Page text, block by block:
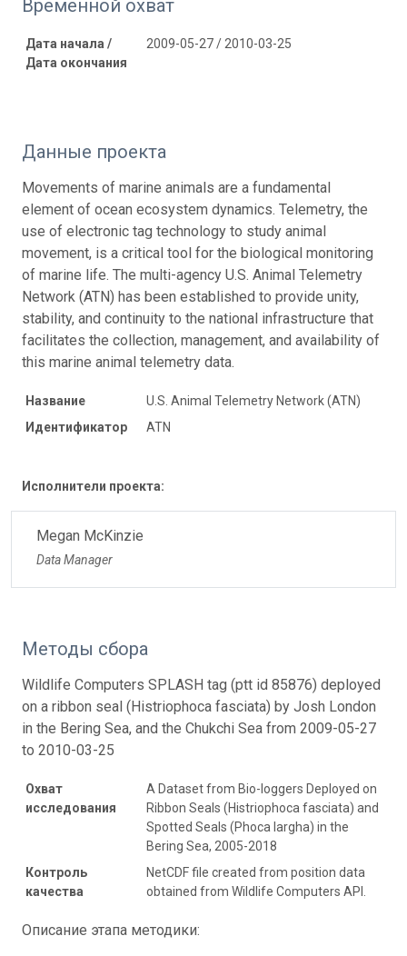
Временной охват
Дата начала /
Дата окончания
2009-05-27 / 2010-03-25
Данные проекта
Movements of marine animals are a fundamental
element of ocean ecosystem dynamics. Telemetry, the
use of electronic tag technology to study animal
movement, is a critical tool for the biological monitoring
of marine life. The multi-agency U.S. Animal Telemetry
Network (ATN) has been established to provide unity,
stability, and continuity to the national infrastructure that
facilitates the collection, management, and availability of
this marine animal telemetry data.
Название
U.S. Animal Telemetry Network (ATN)
Идентификатор
ATN
Исполнители проекта:
Megan McKinzie
Data Manager
Методы сбора
Wildlife Computers SPLASH tag (ptt id 85876) deployed
on a ribbon seal (Histriophoca fasciata) by Josh London
in the Bering Sea, and the Chukchi Sea from 2009-05-27
to 2010-03-25
Охват
исследования
A Dataset from Bio-loggers Deployed on
Ribbon Seals (Histriophoca fasciata) and
Spotted Seals (Phoca largha) in the
Bering Sea, 2005-2018
Контроль
качества
NetCDF file created from position data
obtained from Wildlife Computers API.
Описание этапа методики: